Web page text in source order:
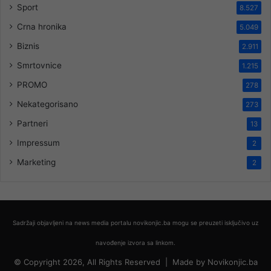
Sport 8.527
Crna hronika 5.049
Biznis 2.911
Smrtovnice 1.215
PROMO 278
Nekategorisano 273
Partneri 13
Impressum 2
Marketing 2
Sadržaji objavljeni na news media portalu novikonjic.ba mogu se preuzeti isključivo uz
navođenje izvora sa linkom.
© Copyright 2026, All Rights Reserved | Made by Novikonjic.ba